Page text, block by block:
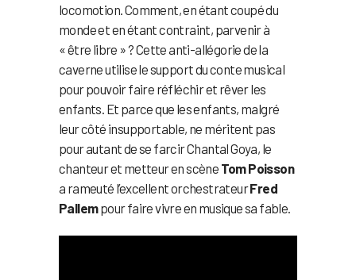
locomotion. Comment, en étant coupé du
monde et en étant contraint, parvenir à
« être libre » ? Cette anti-allégorie de la
caverne utilise le support du conte musical
pour pouvoir faire réfléchir et rêver les
enfants. Et parce que les enfants, malgré
leur côté insupportable, ne méritent pas
pour autant de se farcir Chantal Goya, le
chanteur et metteur en scène Tom Poisson
a rameuté l’excellent orchestrateurFred
Pallempour faire vivre en musique sa fable.